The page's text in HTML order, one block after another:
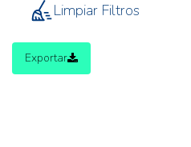
Limpiar Filtros
Exportar